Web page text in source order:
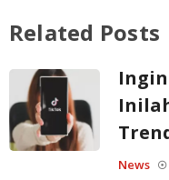
Related Posts
News ☉